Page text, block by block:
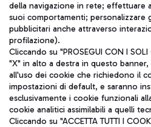
ITA
Aeroporti di Roma S.p.A. - Società
coordinamento di Mundys S.p.A.
della navigazione in rete; effettuare
suoi comportamenti; personalizzare
pubblicitari anche attraverso
profilazione).
Cliccando su "PROSEGUI CON I SOLI
"X" in alto a destra in questo
all'uso dei cookie che richiedono il
impostazioni di default, e saranno
esclusivamente i cookie funzionali
cookie analitici assimilabili a quelli
Cliccando su "ACCETTA TUTTI I